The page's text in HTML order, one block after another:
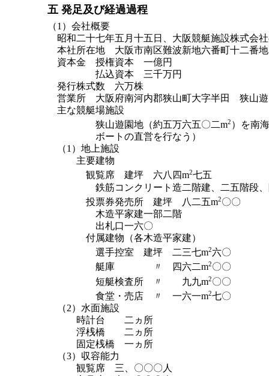
五 発足及び経過過程
（1）会社概要
昭和二十七年五月十五日、大阪競艇施設株式会
本社所在地 大阪市南区難波新地六番町十二番地
資本金 授権資本 一億円
払込資本 三千万円
発行株式数 六万株
営業所 大阪府南河内郡狭山町大字半田 狭山遊
主な競艇場施設
狭山遊園地（約五万六五〇二m2 ）を南
ボートの直営を行なう）
（1）地上施設
主要建物
観覧席 建坪 六八四m2七五
鉄筋コンクリート造二階建、二五階段
投票券発売所 建坪 八二五m2〇〇
木造平家建一部二階
出札口一六〇
付属建物（各木造平家建）
選手控室 建坪 二三七m2六〇
艇庫 〃 四六二m2〇〇
短艇検査所 〃 九九m2〇〇
食堂・売店 〃 一六一m2七〇
（2）水面施設
時計台 二ヵ所
浮桟橋 二ヵ所
固定桟橋 一ヵ所
（3）収容能力
観覧席 三、〇〇〇人